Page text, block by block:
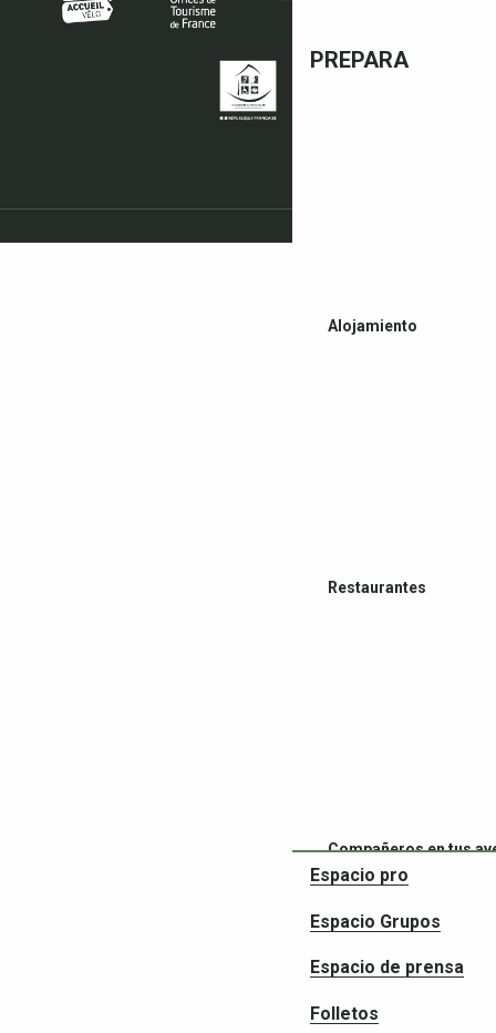
PREPARA
Alojamiento
Restaurantes
Compañeros en tus
Espacio pro
Espacio Grupos
Espacio de prensa
Folletos